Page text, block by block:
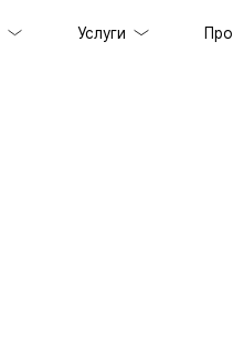
Услуги